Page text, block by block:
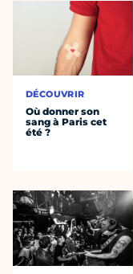
DÉCOUVRIR
Où donner son
sang à Paris cet
été ?